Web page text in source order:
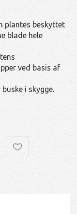
plantes beskyttet
blade hele
ved basis af
i skygge.